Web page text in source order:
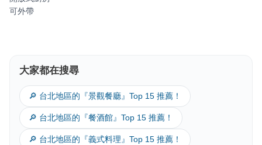
可外帶
大家都在搜尋
🔎 台北地區的『景觀餐廳』Top 15 推薦！
🔎 台北地區的『餐酒館』Top 15 推薦！
🔎 台北地區的『義式料理』Top 15 推薦！